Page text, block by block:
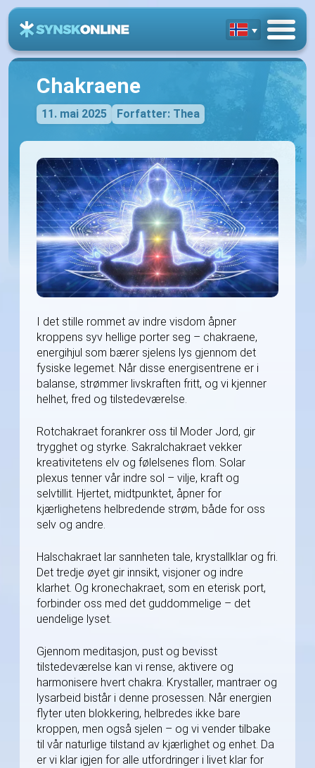
Chakraene
11. mai 2025 Forfatter: Thea
I det stille rommet av indre visdom åpner
kroppens syv hellige porter seg – chakraene,
energihjul som bærer sjelens lys gjennom det
fysiske legemet. Når disse energisentrene er i
balanse, strømmer livskraften fritt, og vi kjenner
helhet, fred og tilstedeværelse.
Rotchakraet forankrer oss til Moder Jord, gir
trygghet og styrke. Sakralchakraet vekker
kreativitetens elv og følelsenes flom. Solar
plexus tenner vår indre sol – vilje, kraft og
selvtillit. Hjertet, midtpunktet, åpner for
kjærlighetens helbredende strøm, både for oss
selv og andre.
Halschakraet lar sannheten tale, krystallklar og fri.
Det tredje øyet gir innsikt, visjoner og indre
klarhet. Og kronechakraet, som en eterisk port,
forbinder oss med det guddommelige – det
uendelige lyset.
Gjennom meditasjon, pust og bevisst
tilstedeværelse kan vi rense, aktivere og
harmonisere hvert chakra. Krystaller, mantraer og
lysarbeid bistår i denne prosessen. Når energien
flyter uten blokkering, helbredes ikke bare
kroppen, men også sjelen – og vi vender tilbake
til vår naturlige tilstand av kjærlighet og enhet. Da
er vi klar igjen for alle utfordringer i livet klar for